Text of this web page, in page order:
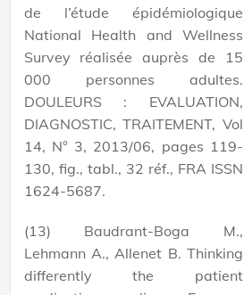
de l’étude épidémiologique
National Health and Wellness
Survey réalisée auprès de 15
000 personnes adultes.
DOULEURS : EVALUATION,
DIAGNOSTIC, TRAITEMENT, Vol
14, N° 3, 2013/06, pages 119-
130, fig., tabl., 32 réf., FRA ISSN
1624-5687.
(13) Baudrant-Boga M.,
Lehmann A., Allenet B. Thinking
differently the patient